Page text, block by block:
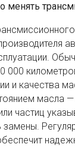
менять
000
и качества
масла
частиц